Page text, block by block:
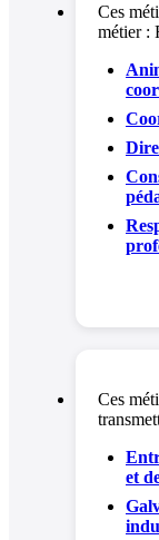
Ces
métier :
Ces
et